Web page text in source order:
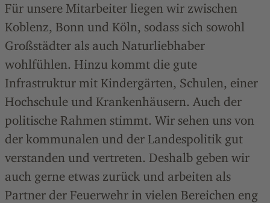
Für unsere Mitarbeiter liegen wir zwischen
Koblenz, Bonn und Köln, sodass sich sowohl
Großstädter als auch Naturliebhaber
wohlfühlen. Hinzu kommt die gute
Infrastruktur mit Kindergärten, Schulen, einer
Hochschule und Krankenhäusern. Auch der
politische Rahmen stimmt. Wir sehen uns von
der kommunalen und der Landespolitik gut
verstanden und vertreten. Deshalb geben wir
auch gerne etwas zurück und arbeiten als
Partner der Feuerwehr in vielen Bereichen eng